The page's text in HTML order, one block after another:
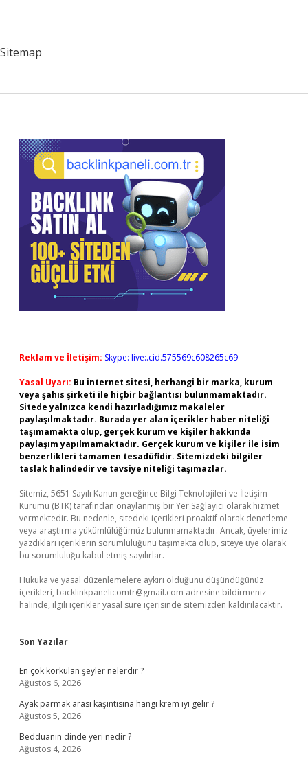
Sitemap
Sidebar
Reklam ve İletişim: Skype: live:.cid.575569c608265c69
Yasal Uyarı: Bu internet sitesi, herhangi bir marka, kurum
veya şahıs şirketi ile hiçbir bağlantısı bulunmamaktadır.
Sitede yalnızca kendi hazırladığımız makaleler
paylaşılmaktadır. Burada yer alan içerikler haber niteliği
taşımamakta olup, gerçek kurum ve kişiler hakkında
paylaşım yapılmamaktadır. Gerçek kurum ve kişiler ile isim
benzerlikleri tamamen tesadüfidir. Sitemizdeki bilgiler
taslak halindedir ve tavsiye niteliği taşımazlar.
Sitemiz, 5651 Sayılı Kanun gereğince Bilgi Teknolojileri ve İletişim
Kurumu (BTK) tarafından onaylanmış bir Yer Sağlayıcı olarak hizmet
vermektedir. Bu nedenle, sitedeki içerikleri proaktif olarak denetleme
veya araştırma yükümlülüğümüz bulunmamaktadır. Ancak, üyelerimiz
yazdıkları içeriklerin sorumluluğunu taşımakta olup, siteye üye olarak
bu sorumluluğu kabul etmiş sayılırlar.
Hukuka ve yasal düzenlemelere aykırı olduğunu düşündüğünüz
içerikleri, backlinkpanelicomtr@gmail.com adresine bildirmeniz
halinde, ilgili içerikler yasal süre içerisinde sitemizden kaldırılacaktır.
Son Yazılar
En çok korkulan şeyler nelerdir ?
Ağustos 6, 2026
Ayak parmak arası kaşıntısına hangi krem iyi gelir ?
Ağustos 5, 2026
Bedduanın dinde yeri nedir ?
Ağustos 4, 2026